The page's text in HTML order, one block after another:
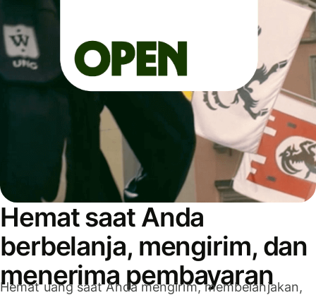
Hemat saat Anda
berbelanja, mengirim, dan
menerima pembayaran
Hemat uang saat Anda mengirim, membelanjakan,